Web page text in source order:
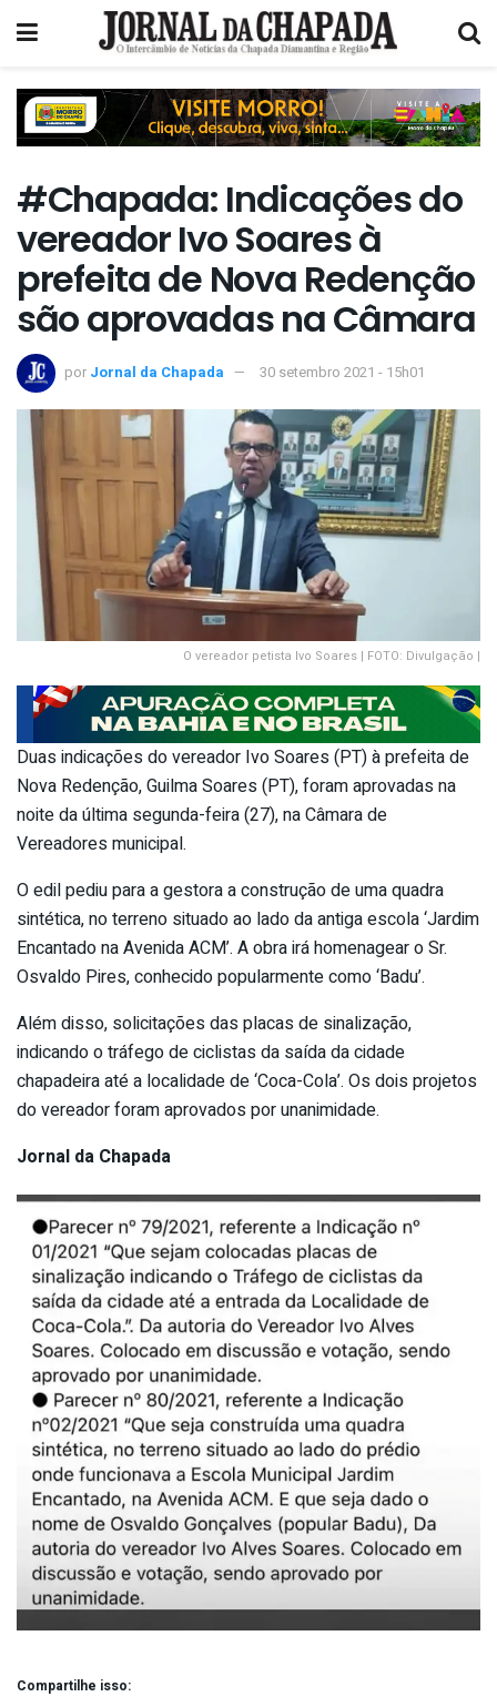
#Chapada: Indicações do
vereador Ivo Soares à
prefeita de Nova Redenção
são aprovadas na Câmara
por Jornal da Chapada 30 setembro 2021 - 15h01
O vereador petista Ivo Soares | FOTO: Divulgação |
Duas indicações do vereador Ivo Soares (PT) à prefeita de
Nova Redenção, Guilma Soares (PT), foram aprovadas na
noite da última segunda-feira (27), na Câmara de
Vereadores municipal.
O edil pediu para a gestora a construção de uma quadra
sintética, no terreno situado ao lado da antiga escola ‘Jardim
Encantado na Avenida ACM’. A obra irá homenagear o Sr.
Osvaldo Pires, conhecido popularmente como ‘Badu’.
Além disso, solicitações das placas de sinalização,
indicando o tráfego de ciclistas da saída da cidade
chapadeira até a localidade de ‘Coca-Cola’. Os dois projetos
do vereador foram aprovados por unanimidade.
Jornal da Chapada
Compartilhe isso: